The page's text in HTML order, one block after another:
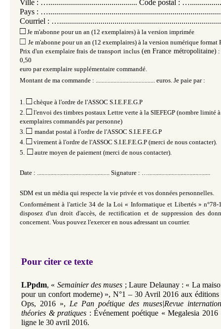
Ville : …............................................. Code postal :
Pays :
Courriel : …..................................................................................
□ Je m'abonne pour un an (12 exemplaires) à la version imprimée
□ Je m'abonne pour un an (12 exemplaires) à la version numérique format
Prix d'un exemplaire frais de transport inclus(en France métropolitaine)
0,50
euro par exemplaire supplémentaire commandé.
Montant de ma commande : ........................................ euros. Je paie par :
1. □ chèque à l'ordre de l'ASSOC S.I.E.F.E.G.P
2. □ l'envoi des timbres postaux Lettre verte à la SIEFEGP (nombre limité
exemplaires commandés par personne)
3. □ mandat postal à l'ordre de l'ASSOC S.I.E.F.E.G.P
4. □ virement à l'ordre de l'ASSOC S.I.E.F.E.G.P (merci de nous contacter).
5. □ autre moyen de paiement (merci de nous contacter).
Date : ................................................. Signature : …..........................................
SDM est un média qui respecte la vie privée et vos données personnelles.
Conformément à l'article 34 de la Loi « Informatique et Libertés »
disposez d'un droit d'accès, de rectification et de suppression des
concernent. Vous pouvez l'exercer en nous adressant un courrier.
Pour citer ce texte
LPpdm, « Semainier des muses ; Laure Delaunay : « La
pour un confort moderne) », N°1 – 30 Avril 2016 aux éditions
Ops, 2016 », Le Pan poétique des muses|Revue
théories & pratiques :Événement poétique «Megalesia 2016
ligne le 30 avril 2016.